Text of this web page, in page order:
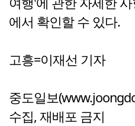
에서 확인할 수 있다.
고흥=이재선 기자
중도일보
수집, 재배포 금지